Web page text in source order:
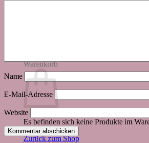
Warenkorb
Es befinden sich keine Produkte im
Zurück zum Shop
Name
E-Mail-Adresse
Website